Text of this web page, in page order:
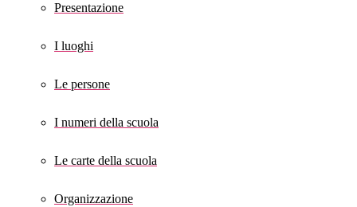
Presentazione
I luoghi
Le persone
I numeri della scuola
Le carte della scuola
Organizzazione